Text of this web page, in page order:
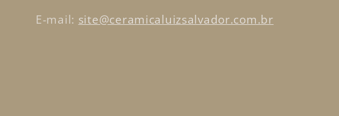
E-mail: site@ceramicaluizsalvador.com.br